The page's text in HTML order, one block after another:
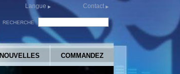
Langue Contact
RECHERCHE
NOUVELLES COMMANDEZ